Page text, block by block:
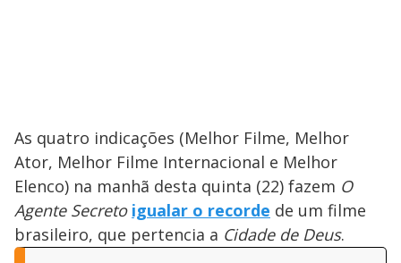
As quatro indicações (Melhor Filme, Melhor
Ator, Melhor Filme Internacional e Melhor
Elenco) na manhã desta quinta (22) fazem O
Agente Secreto igualar o recorde de um filme
brasileiro, que pertencia a Cidade de Deus.